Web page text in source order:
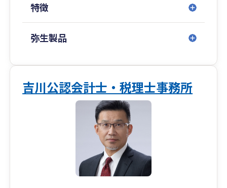
掲載しております。
年間の料金が確定しておりますので、安心してご
依頼ください。
ブログでは、小規模事業者に役に立つ情報やコラ
ムを記載しています。
ブログのテーマは「実際にお客様や、知人に受け
た質問に回答したもの」がほとんどです。
特徴
弥生製品
吉川公認会計士・税理士事務所